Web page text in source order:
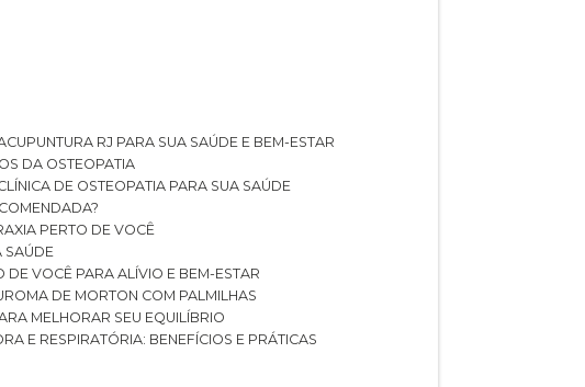
RJ PARA SUA SAÚDE E BEM-ESTAR
DA OSTEOPATIA
DE OSTEOPATIA PARA SUA SAÚDE
PERTO DE VOCÊ
SAÚDE
DE VOCÊ PARA ALÍVIO E BEM-ESTAR
DE MORTON COM PALMILHAS
MELHORAR SEU EQUILÍBRIO
E RESPIRATÓRIA: BENEFÍCIOS E PRÁTICAS